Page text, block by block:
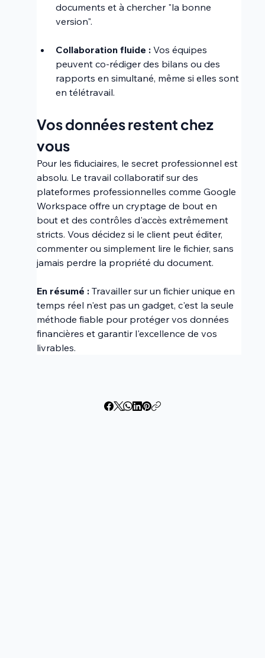
documents et à chercher "la bonne
version".
Collaboration fluide : Vos équipes
peuvent co-rédiger des bilans ou des
rapports en simultané, même si elles sont
en télétravail.
Vos données restent chez
vous
Pour les fiduciaires, le secret professionnel est
absolu. Le travail collaboratif sur des
plateformes professionnelles comme Google
Workspace offre un cryptage de bout en
bout et des contrôles d'accès extrêmement
stricts. Vous décidez si le client peut éditer,
commenter ou simplement lire le fichier, sans
jamais perdre la propriété du document.
En résumé : Travailler sur un fichier unique en
temps réel n'est pas un gadget, c'est la seule
méthode fiable pour protéger vos données
financières et garantir l'excellence de vos
livrables.